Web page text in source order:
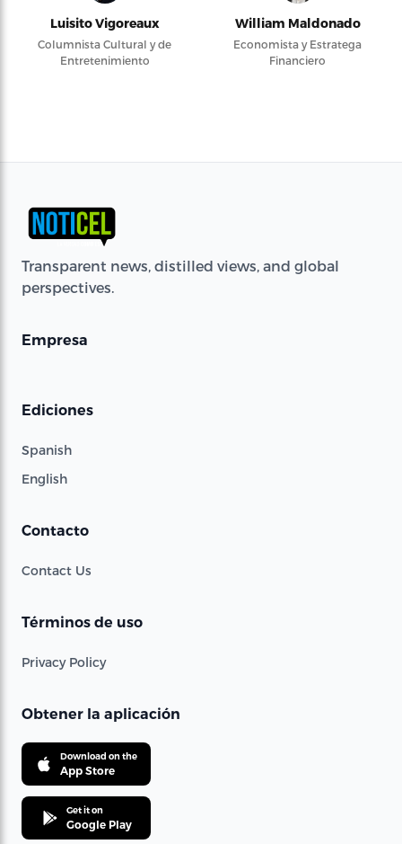
Luisito Vigoreaux
Columnista Cultural y de
Entretenimiento
William Maldonado
Economista y Estratega
Financiero
Transparent news, distilled views, and global
perspectives.
Empresa
Ediciones
Spanish
English
Contacto
Contact Us
Términos de uso
Privacy Policy
Obtener la aplicación
Download on the
App Store
Get it on
Google Play